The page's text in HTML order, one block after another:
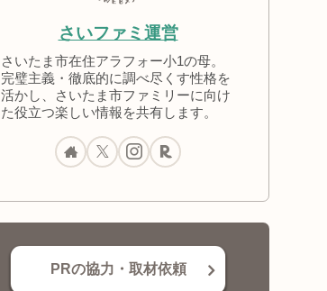
さいファミ運営
さいたま市在住アラフォー小1の母。
完璧主義・徹底的に調べ尽くす性格を
活かし、さいたま市ファミリーに向け
た役立つ楽しい情報を共有します。
PRの協力・取材依頼